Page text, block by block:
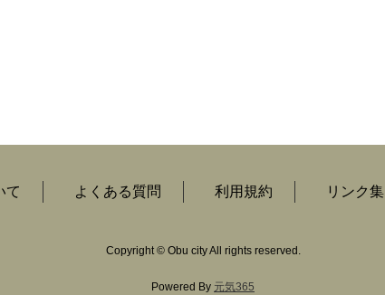
て よくある質問 利用規約 リンク集
Copyright © Obu city All rights reserved.
Powered By 元気365